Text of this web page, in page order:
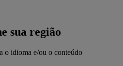
sua região
o idioma e/ou o conteúdo